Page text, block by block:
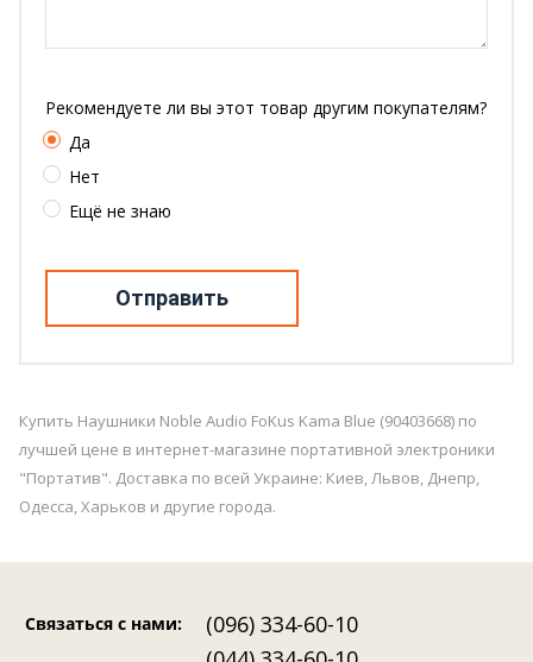
Рекомендуете ли вы этот товар другим покупателям?
Да
Нет
Ещё не знаю
Отправить
Купить Наушники Noble Audio FoKus Kama Blue (90403668) по
лучшей цене в интернет-магазине портативной электроники
"Портатив". Доставка по всей Украине: Киев, Львов, Днепр,
Одесса, Харьков и другие города.
Связаться с нами:
(096) 334-60-10